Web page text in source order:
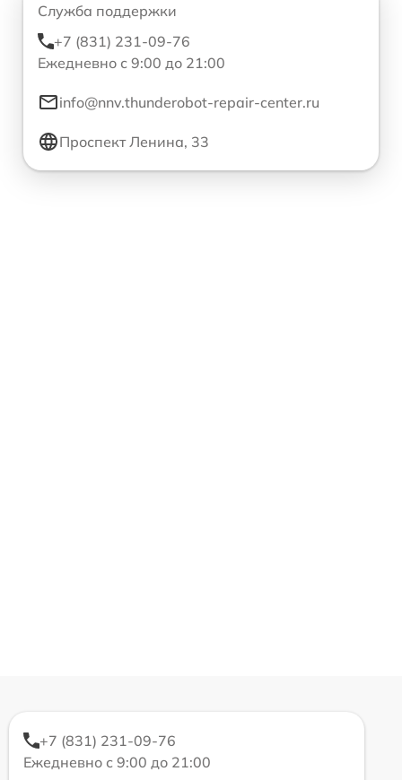
Служба поддержки
+7 (831) 231-09-76
Ежедневно с 9:00 до 21:00
info@nnv.thunderobot-repair-center.ru
Проспект Ленина, 33
+7 (831) 231-09-76
Ежедневно с 9:00 до 21:00